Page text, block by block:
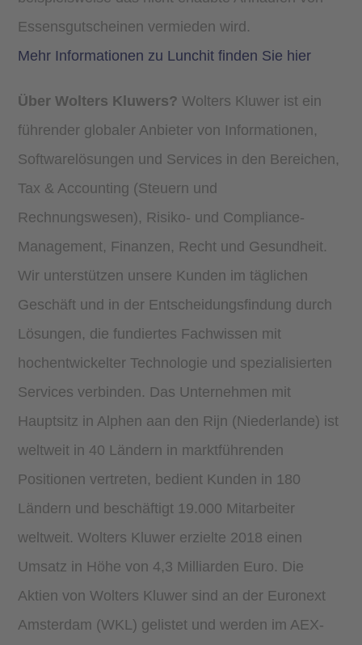
Essensgutscheinen vermieden wird.
Mehr Informationen zu Lunchit finden Sie hier
Über Wolters Kluwers? Wolters Kluwer ist ein
führender globaler Anbieter von Informationen,
Softwarelösungen und Services in den Bereichen,
Tax & Accounting (Steuern und
Rechnungswesen), Risiko- und Compliance-
Management, Finanzen, Recht und Gesundheit.
Wir unterstützen unsere Kunden im täglichen
Geschäft und in der Entscheidungsfindung durch
Lösungen, die fundiertes Fachwissen mit
hochentwickelter Technologie und spezialisierten
Services verbinden. Das Unternehmen mit
Hauptsitz in Alphen aan den Rijn (Niederlande) ist
weltweit in 40 Ländern in marktführenden
Positionen vertreten, bedient Kunden in 180
Ländern und beschäftigt 19.000 Mitarbeiter
weltweit. Wolters Kluwer erzielte 2018 einen
Umsatz in Höhe von 4,3 Milliarden Euro. Die
Aktien von Wolters Kluwer sind an der Euronext
Amsterdam (WKL) gelistet und werden im AEX-